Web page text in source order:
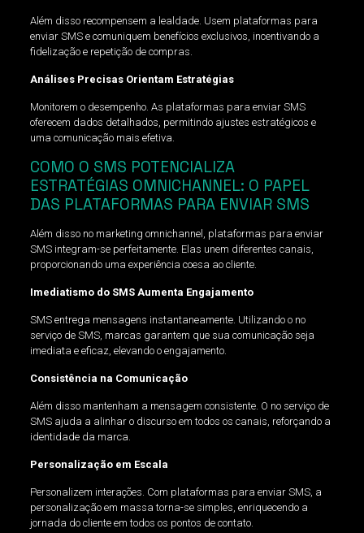
Além disso recompensem a lealdade. Usem plataformas para
enviar SMS e comuniquem benefícios exclusivos, incentivando a
fidelização e repetição de compras.
Análises Precisas Orientam Estratégias
Monitorem o desempenho. As plataformas para enviar SMS
oferecem dados detalhados, permitindo ajustes estratégicos e
uma comunicação mais efetiva.
COMO O SMS POTENCIALIZA
ESTRATÉGIAS OMNICHANNEL: O PAPEL
DAS PLATAFORMAS PARA ENVIAR SMS
Além disso no marketing omnichannel, plataformas para enviar
SMS integram-se perfeitamente. Elas unem diferentes canais,
proporcionando uma experiência coesa ao cliente.
Imediatismo do SMS Aumenta Engajamento
SMS entrega mensagens instantaneamente. Utilizando o no
serviço de SMS, marcas garantem que sua comunicação seja
imediata e eficaz, elevando o engajamento.
Consistência na Comunicação
Além disso mantenham a mensagem consistente. O no serviço de
SMS ajuda a alinhar o discurso em todos os canais, reforçando a
identidade da marca.
Personalização em Escala
Personalizem interações. Com plataformas para enviar SMS, a
personalização em massa torna-se simples, enriquecendo a
jornada do cliente em todos os pontos de contato.